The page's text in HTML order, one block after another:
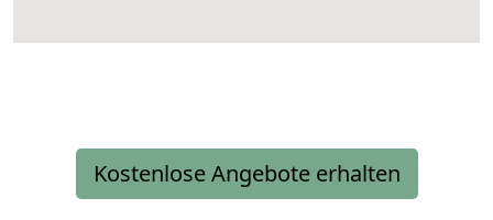
Kostenlose Angebote erhalten